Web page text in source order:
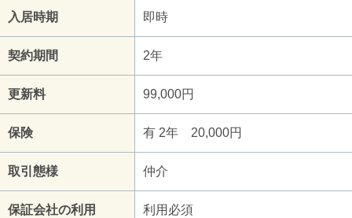
入居時期 即時
契約期間 2年
更新料 99,000円
保険 有 2年 20,000円
取引態様 仲介
保証会社の利用 利用必須